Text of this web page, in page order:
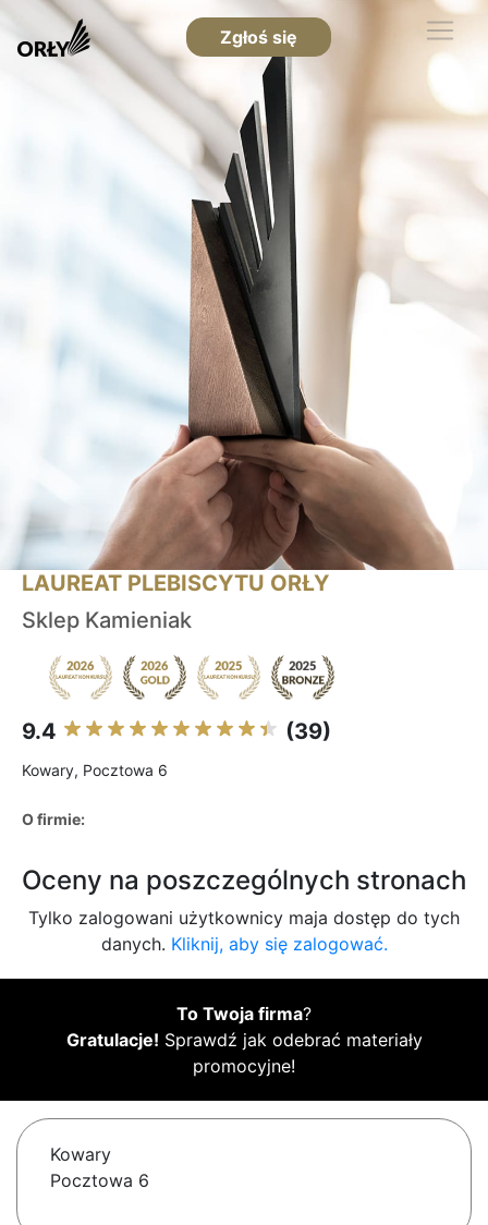
Zgłoś się
LAUREAT PLEBISCYTU ORŁY
Sklep Kamieniak
9.4 (39)
Kowary, Pocztowa 6
O firmie:
Oceny na poszczególnych stronach
Tylko zalogowani użytkownicy maja dostęp do tych
danych. Kliknij, aby się zalogować.
To Twoja firma?
Gratulacje! Sprawdź jak odebrać materiały
promocyjne!
Kowary
Pocztowa 6